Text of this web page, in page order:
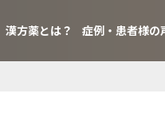
漢方薬とは？ 症例・患者様の